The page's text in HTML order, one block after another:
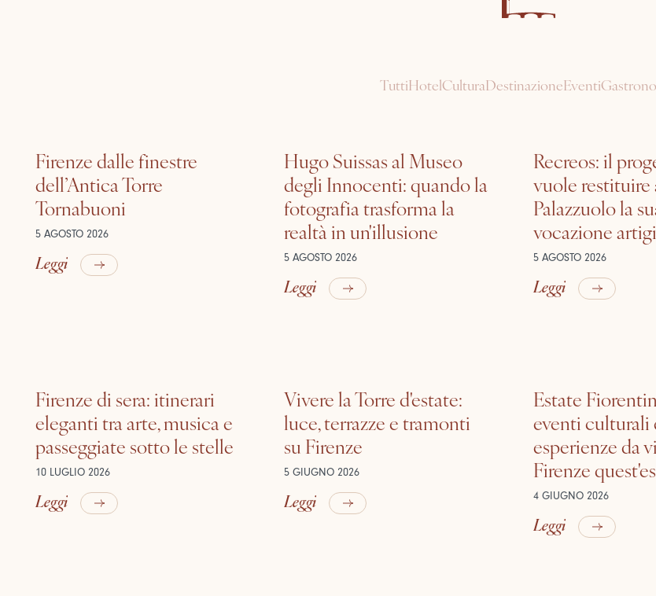
TuttiHotelCulturaDestinazioneEventi
Firenze dalle finestre
dell’Antica Torre
Tornabuoni
5 AGOSTO 2026
Leggi
Hugo Suissas al Museo
degli Innocenti: quando la
fotografia trasforma la
realtà in un'illusione
5 AGOSTO 2026
Leggi
Recreos: il
vuole restituire
Palazzuolo la
vocazione
5 AGOSTO 2026
Leggi
Firenze di sera: itinerari
eleganti tra arte, musica e
passeggiate sotto le stelle
10 LUGLIO 2026
Leggi
Vivere la Torre d'estate:
luce, terrazze e tramonti
su Firenze
5 GIUGNO 2026
Leggi
Estate
eventi culturali
esperienze da
Firenze
4 GIUGNO 2026
Leggi